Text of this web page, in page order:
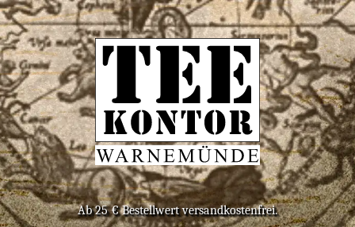
Ab 25 € Bestell­wert versandkostenfrei.